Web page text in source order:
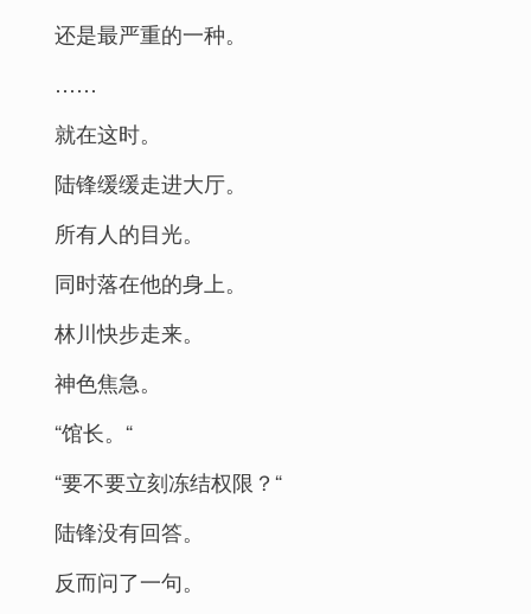
还是最严重的一种。
……
就在这时。
陆锋缓缓走进大厅。
所有人的目光。
同时落在他的身上。
林川快步走来。
神色焦急。
“馆长。“
“要不要立刻冻结权限？“
陆锋没有回答。
反而问了一句。